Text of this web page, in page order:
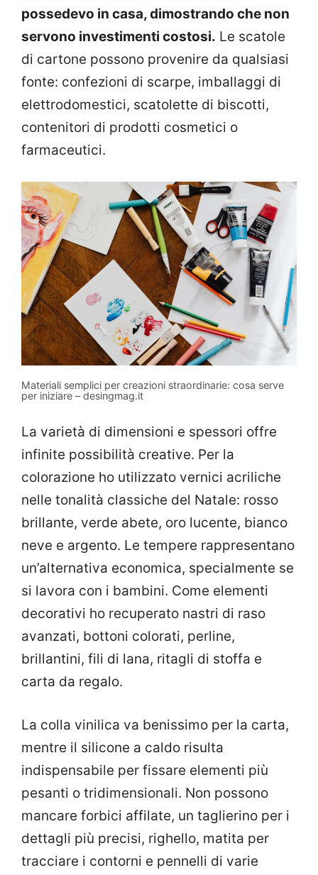
possedevo in casa, dimostrando che non
servono investimenti costosi. Le scatole
di cartone possono provenire da qualsiasi
fonte: confezioni di scarpe, imballaggi di
elettrodomestici, scatolette di biscotti,
contenitori di prodotti cosmetici o
farmaceutici.
Materiali semplici per creazioni straordinarie: cosa serve
per iniziare – desingmag.it
La varietà di dimensioni e spessori offre
infinite possibilità creative. Per la
colorazione ho utilizzato vernici acriliche
nelle tonalità classiche del Natale: rosso
brillante, verde abete, oro lucente, bianco
neve e argento. Le tempere rappresentano
un’alternativa economica, specialmente se
si lavora con i bambini. Come elementi
decorativi ho recuperato nastri di raso
avanzati, bottoni colorati, perline,
brillantini, fili di lana, ritagli di stoffa e
carta da regalo.
La colla vinilica va benissimo per la carta,
mentre il silicone a caldo risulta
indispensabile per fissare elementi più
pesanti o tridimensionali. Non possono
mancare forbici affilate, un taglierino per i
dettagli più precisi, righello, matita per
tracciare i contorni e pennelli di varie